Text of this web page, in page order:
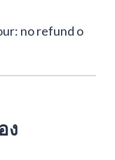
no refund o
ง